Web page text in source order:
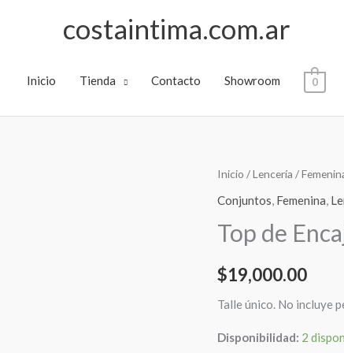
costaintima.com.ar
Inicio Tienda Contacto Showroom 0
Inicio /Lencería /
Conjuntos, Femenina,
Top de
$19,000.00
Talle único. No incluye
Disponibilidad: 2
Top
de
con
cantidad